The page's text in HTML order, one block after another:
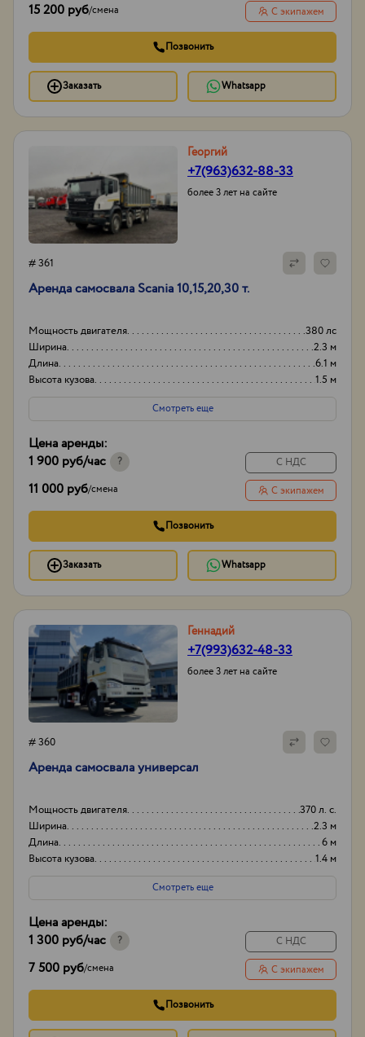
15 200 руб/смена С экипажем
Позвонить
Заказать Whatsapp
Георгий
+7(963)632-88-33
более 3 лет на сайте
# 361
Аренда самосвала Scania 10,15,20,30 т.
Мощность двигателя
380 лс
Ширина
2.3 м
Длина
6.1 м
Высота кузова
1.5 м
Смотреть еще
Цена аренды:
1 900 руб/час ?
11 000 руб/смена
С НДС
С экипажем
Позвонить
Заказать Whatsapp
Геннадий
+7(993)632-48-33
более 3 лет на сайте
# 360
Аренда самосвала универсал
Мощность двигателя
370 л. с.
Ширина
2.3 м
Длина
6 м
Высота кузова
1.4 м
Смотреть еще
Цена аренды:
1 300 руб/час ?
7 500 руб/смена
С НДС
С экипажем
Позвонить